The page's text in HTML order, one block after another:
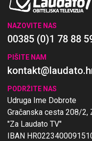
NAZOVITE NAS
00385 (0)1 78 88
PIŠITE NAM
PODRŽITE NAS
Udruga Ime Dobrote
Gračanska cesta 208/2,
"Za Laudato TV"
IBAN